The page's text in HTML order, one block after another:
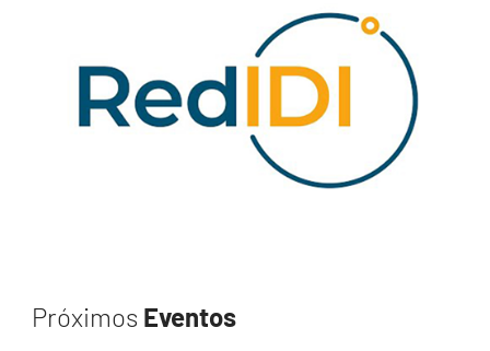
Próximos Eventos